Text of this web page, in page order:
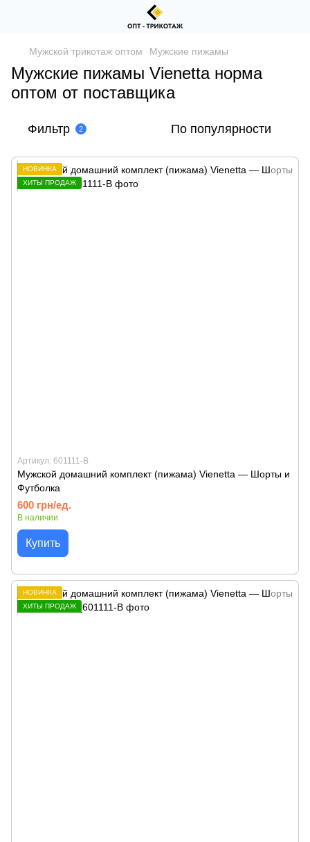
Мужской трикотаж оптом Мужские пижамы
Мужские пижамы Vienetta норма
оптом от поставщика
Фильтр 2 По популярности
НОВИНКА
ХИТЫ ПРОДАЖ
Артикул: 601111-B
Мужской домашний комплект (пижама) Vienetta — Шорты и
Футболка
600 грн/ед.
В наличии
Купить
НОВИНКА
ХИТЫ ПРОДАЖ